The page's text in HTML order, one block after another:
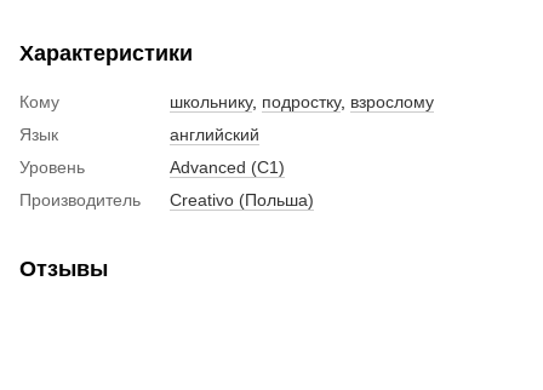
Характеристики
Кому школьнику, подростку, взрослому
Язык
английский
Уровень
Advanced (C1)
Производитель
Creativo (Польша)
Отзывы